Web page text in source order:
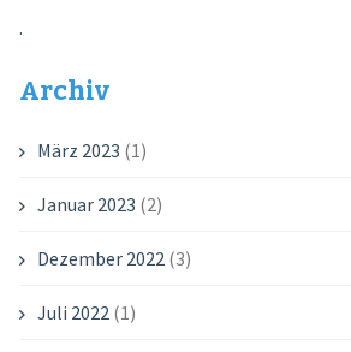
.
Archiv
März 2023 (1)
Januar 2023 (2)
Dezember 2022 (3)
Juli 2022 (1)